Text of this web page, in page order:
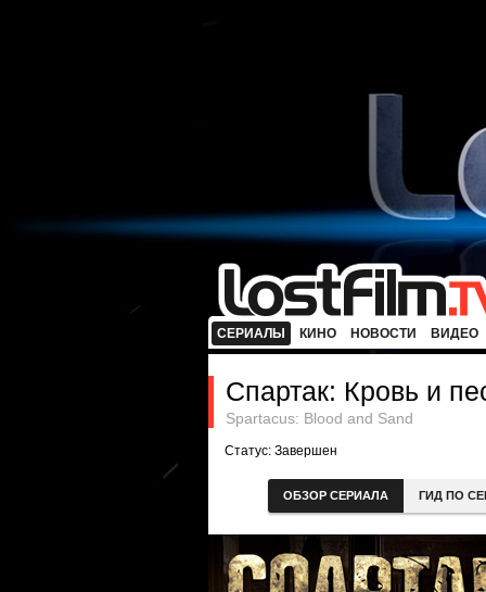
СЕРИАЛЫ КИНО НОВОСТИ ВИДЕО
Спартак: Кровь и
Spartacus: Blood and Sand
Статус: Завершен
ОБЗОР СЕРИАЛА ГИД ПО